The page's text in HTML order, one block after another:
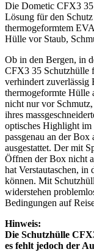
Die Dometic CFX3 35
Lösung für den
thermogeformtem
Hülle vor Staub,
Ob in den Bergen, in
CFX3 35 Schutzhülle
verhindert zuverlässig
thermogeformte
nicht nur vor
ihres
optisches Highlight im
passgenau an der Box
ausgestattet. Der mit
Öffnen der Box nicht
hat Verstautaschen, in
können. Mit
widerstehen
Bedingungen auf
Hinweis:
Die Schutzhülle
es fehlt jedoch der